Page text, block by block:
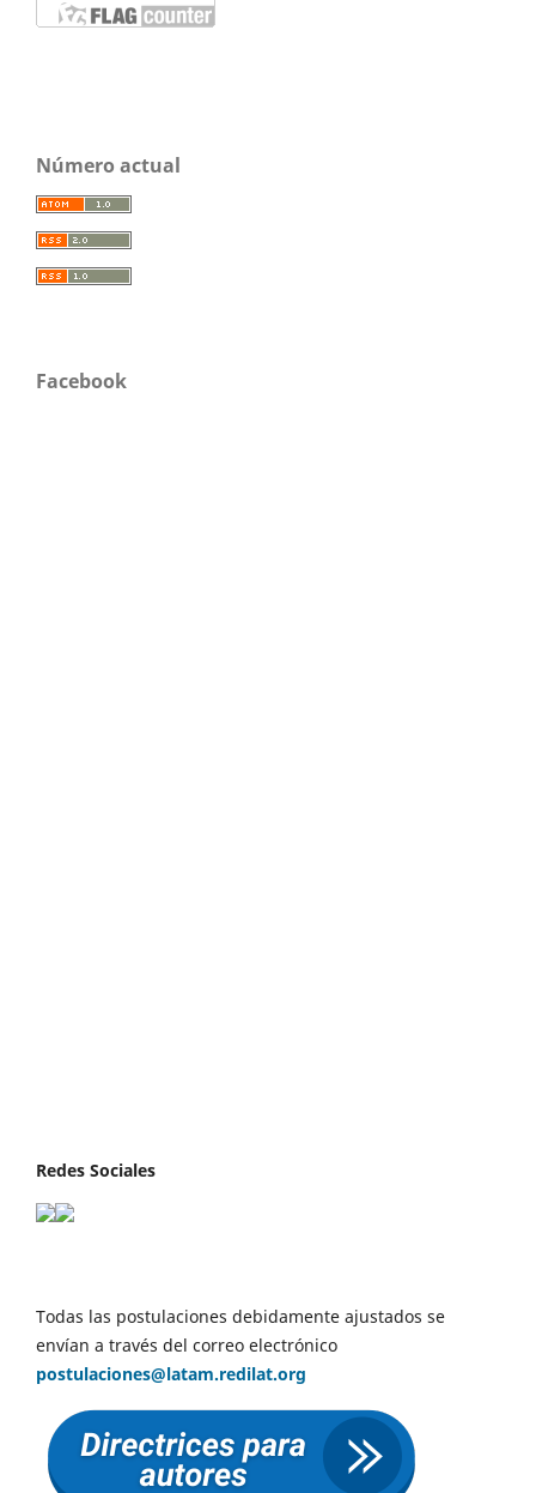
Número actual
Facebook
Redes Sociales
Todas las postulaciones debidamente ajustados se
envían a través del correo electrónico
postulaciones@latam.redilat.org